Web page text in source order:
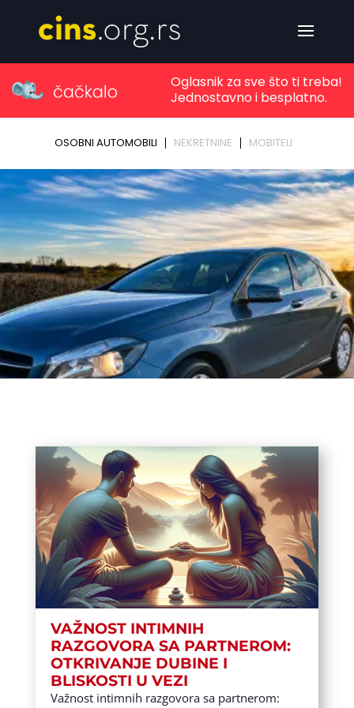
VAŽNOST INTIMNIH
RAZGOVORA SA PARTNEROM:
OTKRIVANJE DUBINE I
BLISKOSTI U VEZI
Važnost intimnih razgovora sa partnerom: